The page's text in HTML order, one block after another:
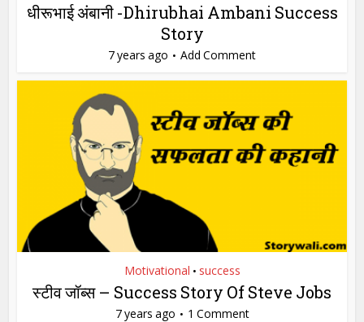
धीरूभाई अंबानी -Dhirubhai Ambani Success
Story
7 years ago Add Comment
Motivational • success
स्टीव जॉब्स – Success Story Of Steve Jobs
7 years ago 1 Comment